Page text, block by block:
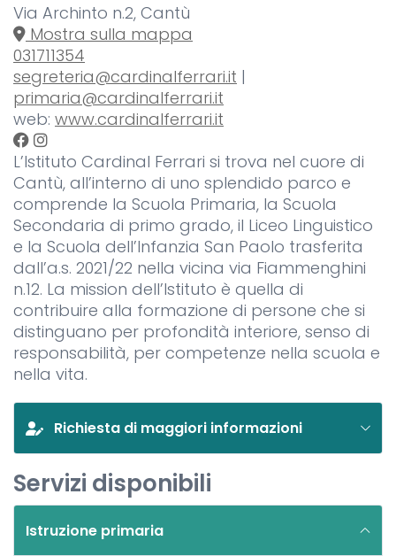
Via Archinto n.2, Cantù
Mostra sulla mappa
031711354
segreteria@cardinalferrari.it |
primaria@cardinalferrari.it
web: www.cardinalferrari.it
L’Istituto Cardinal Ferrari si trova nel cuore di
Cantù, all’interno di uno splendido parco e
comprende la Scuola Primaria, la Scuola
Secondaria di primo grado, il Liceo Linguistico
e la Scuola dell’Infanzia San Paolo trasferita
dall’a.s. 2021/22 nella vicina via Fiammenghini
n.12. La mission dell’Istituto è quella di
contribuire alla formazione di persone che si
distinguano per profondità interiore, senso di
responsabilità, per competenze nella scuola e
nella vita.
Richiesta di maggiori informazioni
Servizi disponibili
Istruzione primaria